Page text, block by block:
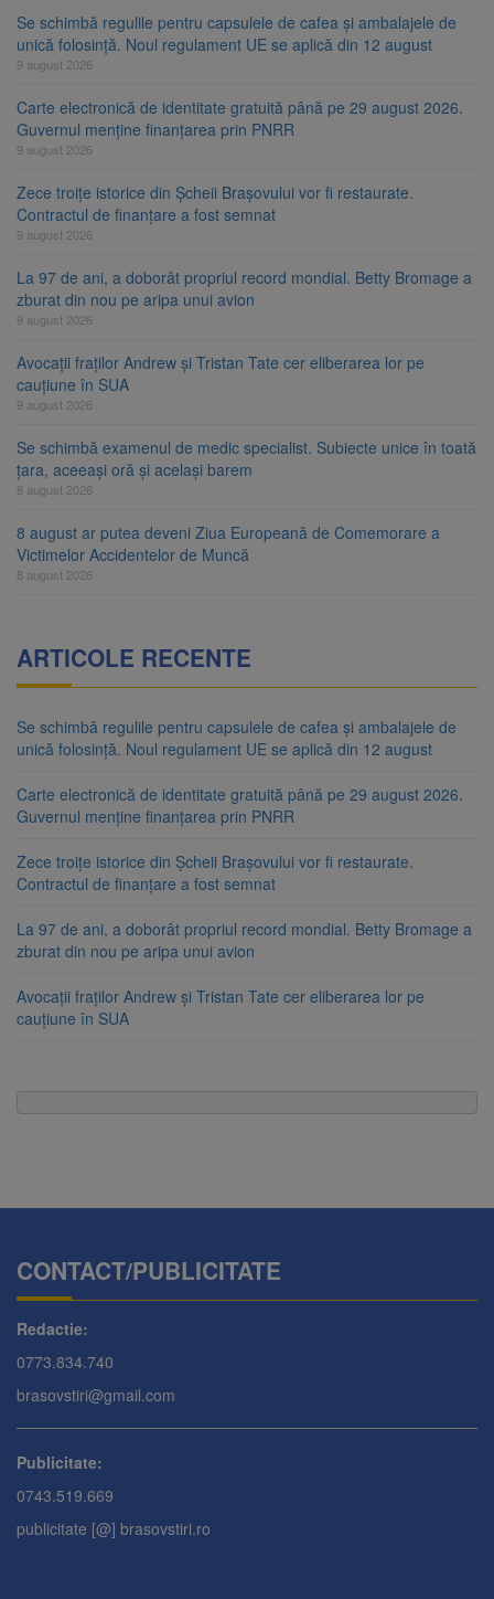
Se schimbă regulile pentru capsulele de cafea și ambalajele de
unică folosință. Noul regulament UE se aplică din 12 august
9 august 2026
Carte electronică de identitate gratuită până pe 29 august 2026.
Guvernul menține finanțarea prin PNRR
9 august 2026
Zece troițe istorice din Șcheii Brașovului vor fi restaurate.
Contractul de finanțare a fost semnat
9 august 2026
La 97 de ani, a doborât propriul record mondial. Betty Bromage a
zburat din nou pe aripa unui avion
9 august 2026
Avocații fraților Andrew și Tristan Tate cer eliberarea lor pe
cauțiune în SUA
9 august 2026
Se schimbă examenul de medic specialist. Subiecte unice în toată
țara, aceeași oră și același barem
8 august 2026
8 august ar putea deveni Ziua Europeană de Comemorare a
Victimelor Accidentelor de Muncă
8 august 2026
ARTICOLE RECENTE
Se schimbă regulile pentru capsulele de cafea și ambalajele de
unică folosință. Noul regulament UE se aplică din 12 august
Carte electronică de identitate gratuită până pe 29 august 2026.
Guvernul menține finanțarea prin PNRR
Zece troițe istorice din Șcheii Brașovului vor fi restaurate.
Contractul de finanțare a fost semnat
La 97 de ani, a doborât propriul record mondial. Betty Bromage a
zburat din nou pe aripa unui avion
Avocații fraților Andrew și Tristan Tate cer eliberarea lor pe
cauțiune în SUA
CONTACT/PUBLICITATE
Redactie:
0773.834.740
brasovstiri@gmail.com
Publicitate:
0743.519.669
publicitate [@] brasovstiri.ro